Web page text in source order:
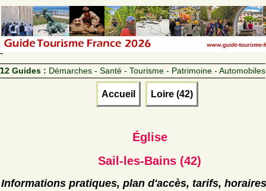
12 Guides : Démarches - Santé - Tourisme - Patrimoine - Automobiles
Accueil Loire (42)
Église
Sail-les-Bains (42)
Informations pratiques, plan d'accès, tarifs, horaires